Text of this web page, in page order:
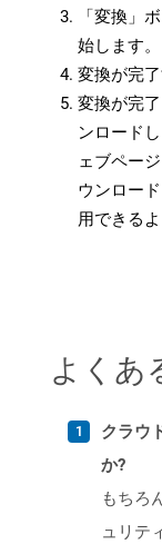
「変換」
始します。
変換が完
変換が完
ンロード
ェブペー
ウンロー
用できる
よくあ
クラウ
か?
もちろ
ュリテ